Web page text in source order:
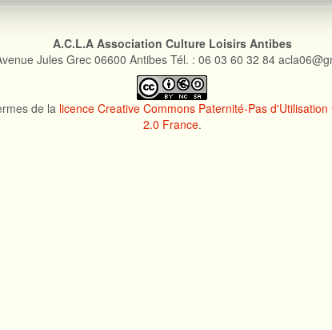
A.C.L.A Association Culture Loisirs Antibes
Jules Grec 06600 Antibes Tél. : 06 03 60 32 84
de la licence Creative Commons Paternité-Pas
2.0 France.